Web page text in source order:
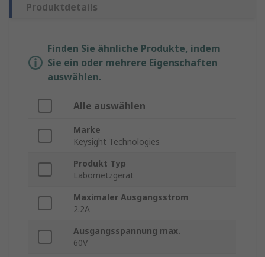
Produktdetails
Finden Sie ähnliche Produkte, indem
Sie ein oder mehrere Eigenschaften
auswählen.
Alle auswählen
Marke
Keysight Technologies
Produkt Typ
Labornetzgerät
Maximaler Ausgangsstrom
2.2A
Ausgangsspannung max.
60V